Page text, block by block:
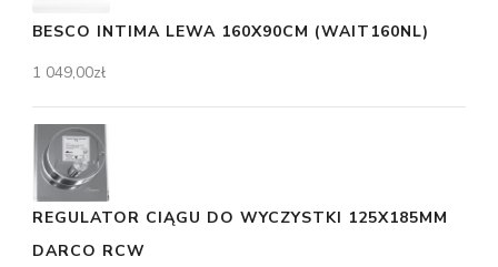
BESCO INTIMA LEWA 160X90CM (WAIT160NL)
1 049,00zł
REGULATOR CIĄGU DO WYCZYSTKI 125X185MM
DARCO RCW